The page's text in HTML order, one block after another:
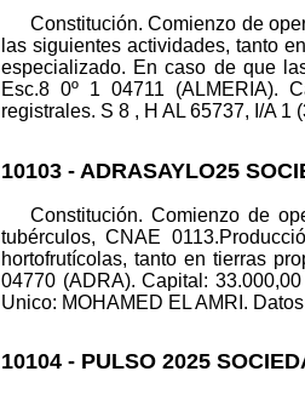
Constitución. Comienzo de
las siguientes actividades, tanto
especializado. En caso de que
Esc.8 0º 1 04711 (ALMERIA).
registrales. S 8 , H AL 65737, I/A 1
10103 - ADRASAYLO25
Constitución. Comienzo de
tubérculos, CNAE
hortofrutícolas, tanto en tierras
04770 (ADRA). Capital:
Unico: MOHAMED EL AMRI.
10104 - PULSO 2025